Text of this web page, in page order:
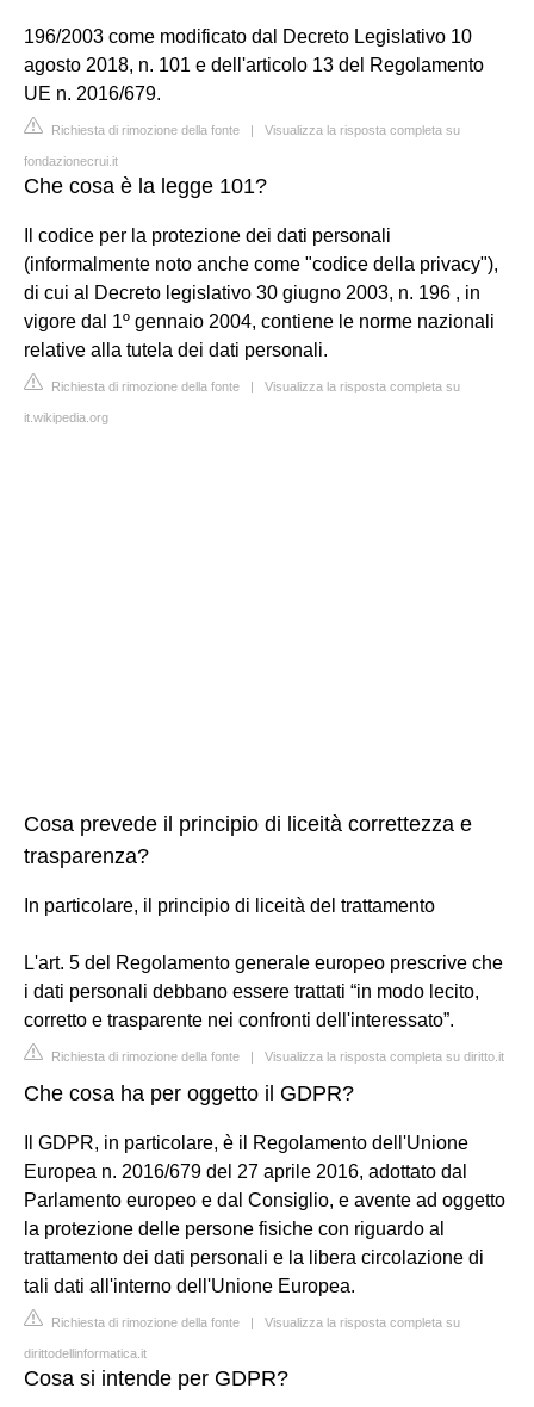
196/2003 come modificato dal Decreto Legislativo 10
agosto 2018, n. 101 e dell'articolo 13 del Regolamento
UE n. 2016/679.
Richiesta di rimozione della fonte | Visualizza la risposta completa su
fondazionecrui.it
Che cosa è la legge 101?
Il codice per la protezione dei dati personali
(informalmente noto anche come "codice della privacy"),
di cui al Decreto legislativo 30 giugno 2003, n. 196 , in
vigore dal 1º gennaio 2004, contiene le norme nazionali
relative alla tutela dei dati personali.
Richiesta di rimozione della fonte | Visualizza la risposta completa su
it.wikipedia.org
Cosa prevede il principio di liceità correttezza e
trasparenza?
In particolare, il principio di liceità del trattamento
L'art. 5 del Regolamento generale europeo prescrive che
i dati personali debbano essere trattati “in modo lecito,
corretto e trasparente nei confronti dell'interessato”.
Richiesta di rimozione della fonte | Visualizza la risposta completa su diritto.it
Che cosa ha per oggetto il GDPR?
Il GDPR, in particolare, è il Regolamento dell'Unione
Europea n. 2016/679 del 27 aprile 2016, adottato dal
Parlamento europeo e dal Consiglio, e avente ad oggetto
la protezione delle persone fisiche con riguardo al
trattamento dei dati personali e la libera circolazione di
tali dati all'interno dell'Unione Europea.
Richiesta di rimozione della fonte | Visualizza la risposta completa su
dirittodellinformatica.it
Cosa si intende per GDPR?